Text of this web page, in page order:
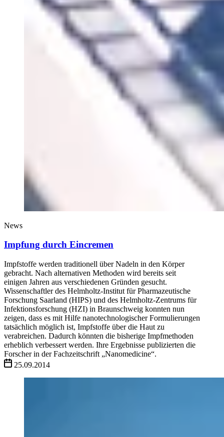
News
Impfung durch Eincremen
Impfstoffe werden traditionell über Nadeln in den Körper
gebracht. Nach alternativen Methoden wird bereits seit
einigen Jahren aus verschiedenen Gründen gesucht.
Wissenschaftler des Helmholtz-Institut für Pharmazeutische
Forschung Saarland (HIPS) und des Helmholtz-Zentrums für
Infektionsforschung (HZI) in Braunschweig konnten nun
zeigen, dass es mit Hilfe nanotechnologischer Formulierungen
tatsächlich möglich ist, Impfstoffe über die Haut zu
verabreichen. Dadurch könnten die bisherige Impfmethoden
erheblich verbessert werden. Ihre Ergebnisse publizierten die
Forscher in der Fachzeitschrift „Nanomedicine“.
25.09.2014